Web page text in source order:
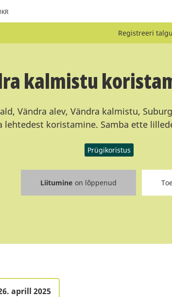
Registreeri
kalmistu
Vändra alev, Vändra kalmistu,
lehtedest koristamine. Samba ette
Prügikoristus
Liitumine on lõppenud
aprill 2025